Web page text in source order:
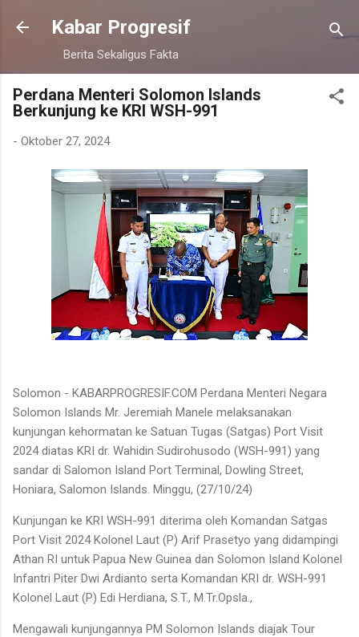
Langsung ke konten utama
Kabar Progresif
Berita Sekaligus Fakta
Perdana Menteri Solomon Islands
Berkunjung ke KRI WSH-991
- Oktober 27, 2024
Solomon - KABARPROGRESIF.COM Perdana Menteri Negara
Solomon Islands Mr. Jeremiah Manele melaksanakan
kunjungan kehormatan ke Satuan Tugas (Satgas) Port Visit
2024 diatas KRI dr. Wahidin Sudirohusodo (WSH-991) yang
sandar di Salomon Island Port Terminal, Dowling Street,
Honiara, Salomon Islands. Minggu, (27/10/24)
Kunjungan ke KRI WSH-991 diterima oleh Komandan Satgas
Port Visit 2024 Kolonel Laut (P) Arif Prasetyo yang didampingi
Athan RI untuk Papua New Guinea dan Solomon Island Kolonel
Infantri Piter Dwi Ardianto serta Komandan KRI dr. WSH-991
Kolonel Laut (P) Edi Herdiana, S.T., M.Tr.Opsla.,
Mengawali kunjungannya PM Solomon Islands diajak Tour